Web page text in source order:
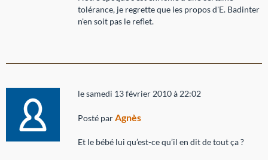
tolérance, je regrette que les propos d'E. Badinter
n'en soit pas le reflet.
le samedi 13 février 2010 à 22:02
Posté parAgnès
Et le bébé lui qu’est-ce qu’il en dit de tout ça ?